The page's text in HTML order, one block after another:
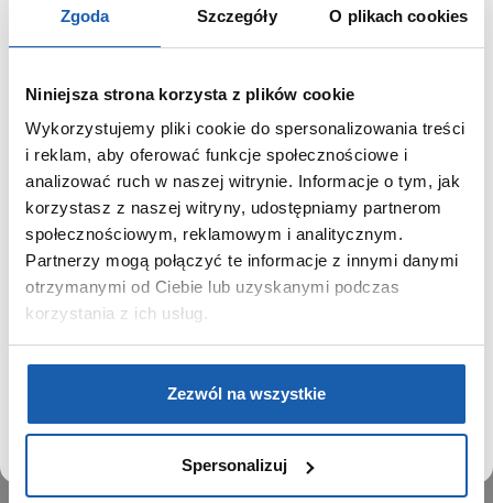
Zgoda Szczegóły O plikach cookies
Niniejsza strona korzysta z plików cookie
Wykorzystujemy pliki cookie do spersonalizowania treści
i reklam, aby oferować funkcje społecznościowe i
analizować ruch w naszej witrynie. Informacje o tym, jak
korzystasz z naszej witryny, udostępniamy partnerom
społecznościowym, reklamowym i analitycznym.
Partnerzy mogą połączyć te informacje z innymi danymi
otrzymanymi od Ciebie lub uzyskanymi podczas
korzystania z ich usług.
Zezwól na wszystkie
Spersonalizuj
GRUPA ZIBI
Historia
Misja, wizja i wartości Grupy Zibi
Ważne daty
Kariera
Zgoda na ciasteczka
PRODUKTY
Kalkulatory
SIECI SPRZEDAŻY
SZANOWNY UŻYTKOWNIKU,
SZANOWNA UŻYTKOWNICZKO
Używamy plików cookie w celach analitycznych,
statystycznych i marketingowych, w tym aby analizować
ruch w tej witrynie, optymalizować jej działanie oraz
zapamiętywać Twoje preferencje.